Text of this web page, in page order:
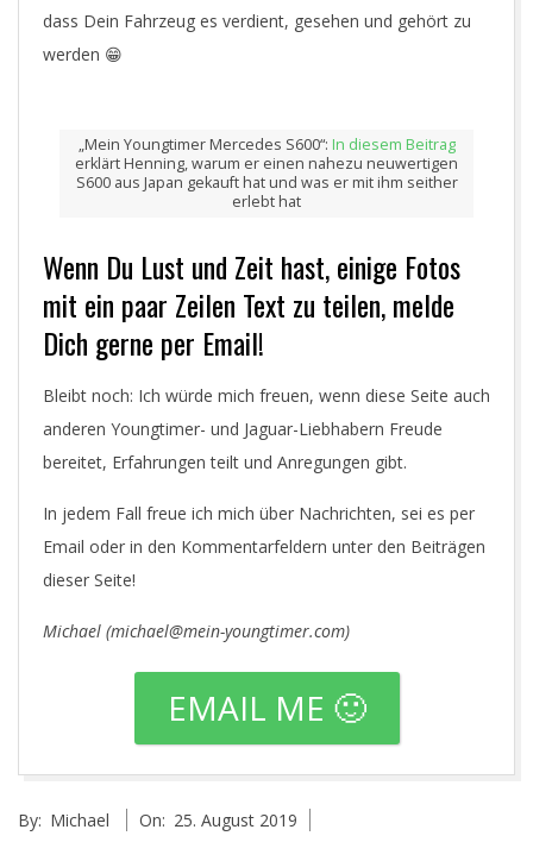
dass Dein Fahrzeug es verdient, gesehen und gehört zu
werden 😁
„Mein Youngtimer Mercedes S600“: In diesem Beitrag
erklärt Henning, warum er einen nahezu neuwertigen
S600 aus Japan gekauft hat und was er mit ihm seither
erlebt hat
Wenn Du Lust und Zeit hast, einige Fotos
mit ein paar Zeilen Text zu teilen, melde
Dich gerne per Email!
Bleibt noch: Ich würde mich freuen, wenn diese Seite auch
anderen Youngtimer- und Jaguar-Liebhabern Freude
bereitet, Erfahrungen teilt und Anregungen gibt.
In jedem Fall freue ich mich über Nachrichten, sei es per
Email oder in den Kommentarfeldern unter den Beiträgen
dieser Seite!
Michael (michael@mein-youngtimer.com)
EMAIL ME 🙂
08-
By: Michael On: 25. August 2019